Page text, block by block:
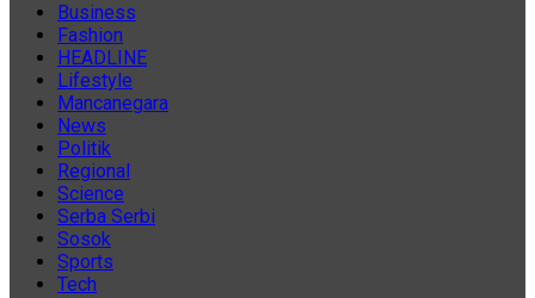
Business
Fashion
HEADLINE
Lifestyle
Mancanegara
News
Politik
Regional
Science
Serba Serbi
Sosok
Sports
Tech